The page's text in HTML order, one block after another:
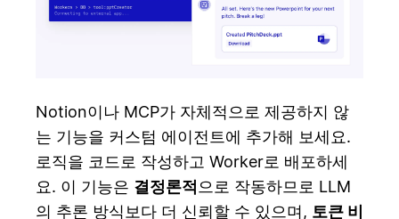
Notion이나 MCP가 자체적으로 제공하지 않
는 기능을 커스텀 에이전트에 추가해 보세요.
로직을 코드로 작성하고 Worker로 배포하세
요. 이 기능은 결정론적 으로 작동하므로 LLM
의 추론 방식보다 더 신뢰할 수 있으며, 토큰 비